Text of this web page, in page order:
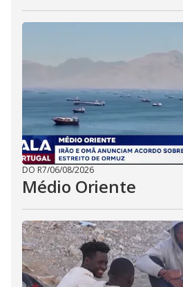
DO R7/06/08/2026
Médio Oriente